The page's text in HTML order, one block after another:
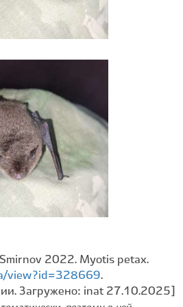
Smirnov 2022. Myotis petax.
view?id=328669.
Загружено: inat 27.10.2025]